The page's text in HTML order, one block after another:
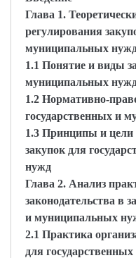
Глава 1.
регулирования
муниципальных
1.1 Понятие и виды
муниципальных
1.2 Нормативно-
государственных и
1.3 Принципы и цели
закупок для
нужд
Глава 2. Анализ
законодательства в
и муниципальных
2.1 Практика
для